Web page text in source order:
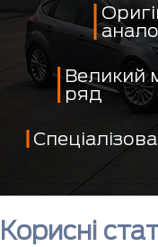
Великий
ряд
Корисні